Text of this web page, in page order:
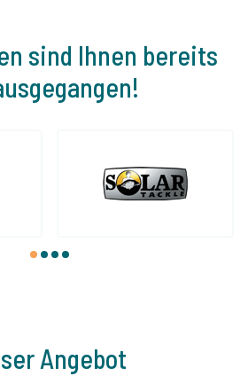
sind Ihnen bereits
1 2 3 4
Angebot